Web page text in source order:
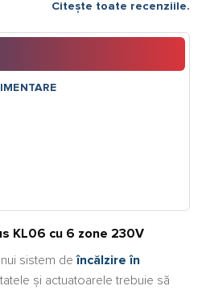
Citește toate recenziile.
KL06 cu 6 zone 230V
sistem deîncălzire în
și actuatoarele trebuie să